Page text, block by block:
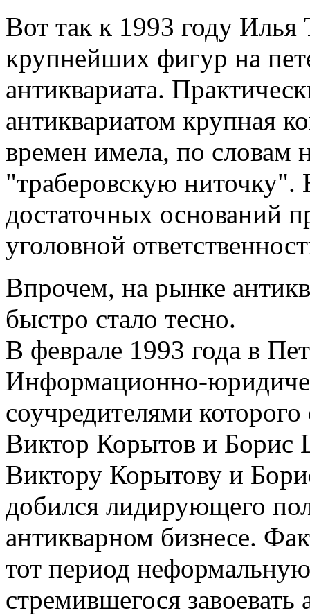
Вот так к 1993 году Илья
крупнейших фигур на
антиквариата.
антиквариатом крупная
времен имела, по словам
"траберовскую
достаточных оснований
уголовной
Впрочем, на рынке
быстро стало тесно.
В феврале 1993 года в
Информационно-
соучредителями
Виктор Корытов и Борис
Виктору Корытову и
добился лидирующего
антикварном бизнесе.
тот период
стремившегося